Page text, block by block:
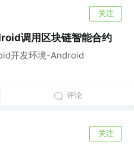
关注
调用区块链智能合约
开发环境-Android
评论
关注